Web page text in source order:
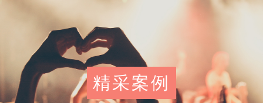
精采案例